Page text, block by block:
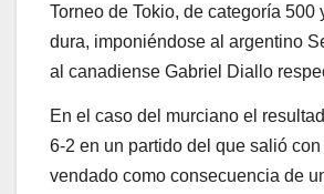
Torneo de Tokio, de categoría 500
dura, imponiéndose al argentino
al canadiense Gabriel Diallo
En el caso del murciano el
6-2 en un partido del que salió
vendado como consecuencia de